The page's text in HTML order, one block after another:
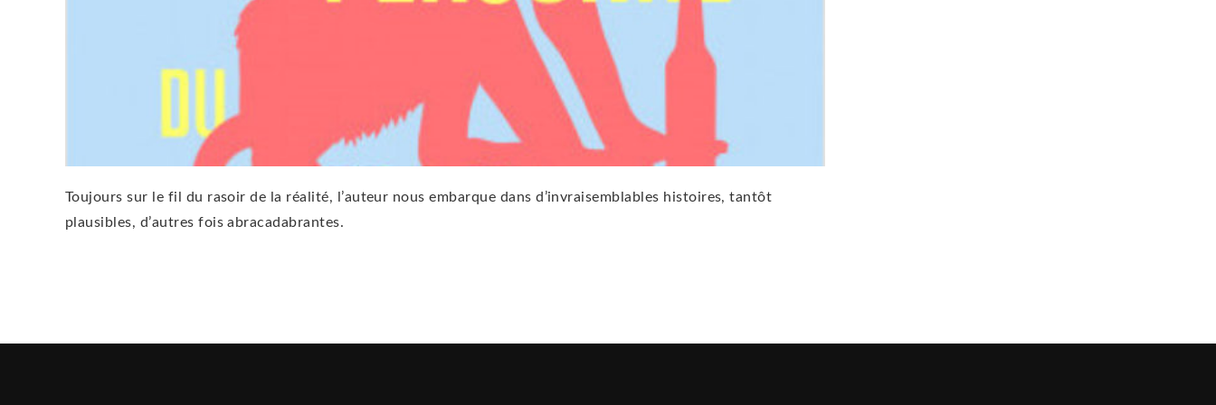
Toujours sur le fil du rasoir de la réalité, l’auteur nous embarque dans d’invraisemblables histoires, tantôt
plausibles, d’autres fois abracadabrantes.